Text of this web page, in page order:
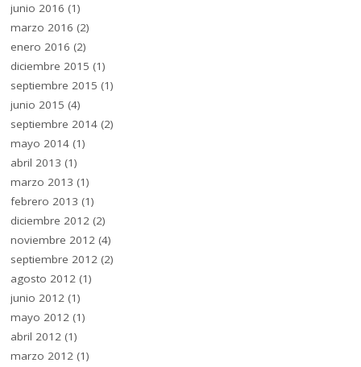
junio 2016 (1)
marzo 2016 (2)
enero 2016 (2)
diciembre 2015 (1)
septiembre 2015 (1)
junio 2015 (4)
septiembre 2014 (2)
mayo 2014 (1)
abril 2013 (1)
marzo 2013 (1)
febrero 2013 (1)
diciembre 2012 (2)
noviembre 2012 (4)
septiembre 2012 (2)
agosto 2012 (1)
junio 2012 (1)
mayo 2012 (1)
abril 2012 (1)
marzo 2012 (1)